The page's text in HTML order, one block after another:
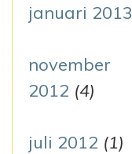
januari 2013
november
2012 (4)
juli 2012 (1)